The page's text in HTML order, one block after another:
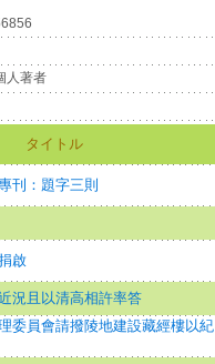
人著者
タイトル
刊：題字三則
啟
況且以清高相許率答
委員會請撥陵地建設藏經樓以紀